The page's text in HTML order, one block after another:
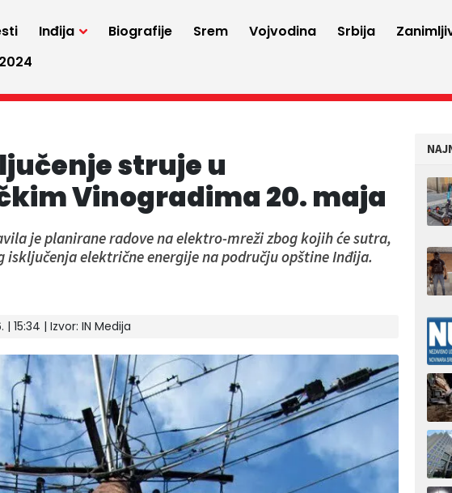
Inđija Biografije Srem Vojvodina Srbija
struje u
Vinogradima 20. maja
je planirane radove na elektro-mreži zbog kojih će sutra,
isključenja električne energije na području opštine Inđija.
| 15:34 | Izvor: IN Medija